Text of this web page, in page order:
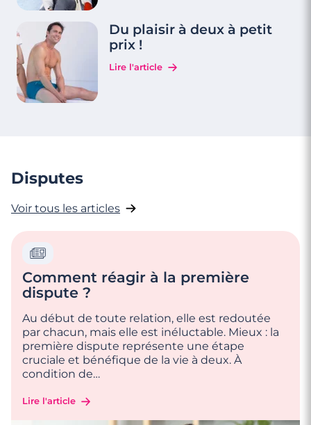
Du plaisir à deux à petit
prix !
Lire l'article
Disputes
Voir tous les articles
Comment réagir à la première
dispute ?
Au début de toute relation, elle est redoutée
par chacun, mais elle est inéluctable. Mieux : la
première dispute représente une étape
cruciale et bénéfique de la vie à deux. À
condition de…
Lire l'article